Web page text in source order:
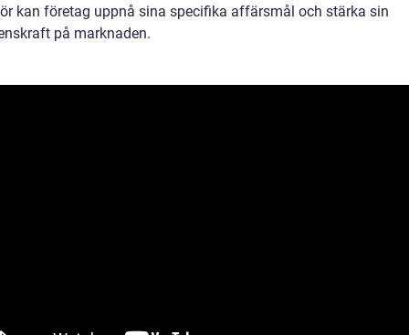
kan företag uppnå sina specifika affärsmål och stärka sin
på marknaden.